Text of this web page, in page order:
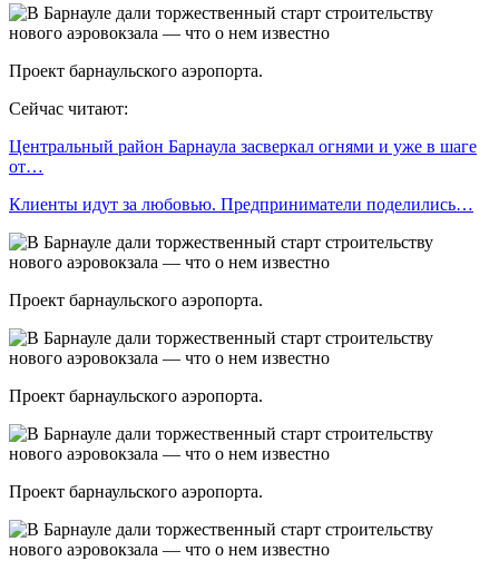
Проект барнаульского аэропорта.
Сейчас читают:
Центральный район Барнаула засверкал огнями и уже в шаге
от…
Клиенты идут за любовью. Предприниматели поделились…
Проект барнаульского аэропорта.
Проект барнаульского аэропорта.
Проект барнаульского аэропорта.